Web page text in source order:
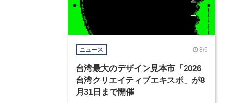
ニュース 8/6
台湾最大のデザイン見本市「2026
台湾クリエイティブエキスポ」が8
月31日まで開催